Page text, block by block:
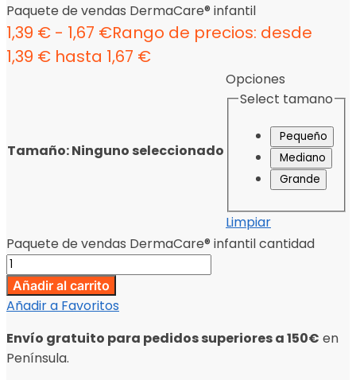
Paquete de vendas DermaCare® infantil
1,39 € - 1,67 €Rango de precios: desde
1,39 € hasta 1,67 €
Tamaño:Ninguno seleccionado
Opciones
Select tamano
Pequeño
Mediano
Grande
Limpiar
Paquete de vendas DermaCare® infantil cantidad
Añadir al carrito
Añadir a Favoritos
Envío gratuito para pedidos superiores a 150€ en
Península.